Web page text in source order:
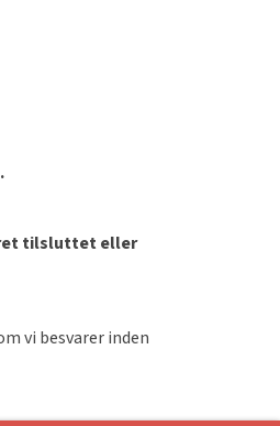
tilsluttet eller
vi besvarer inden